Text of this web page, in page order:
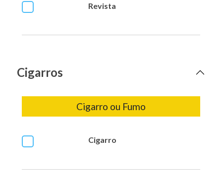
Revista
Cigarros
Cigarro ou Fumo
Cigarro